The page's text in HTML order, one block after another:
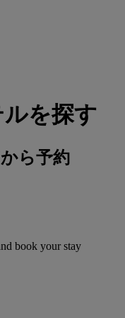
を探す
ら予約
book your stay